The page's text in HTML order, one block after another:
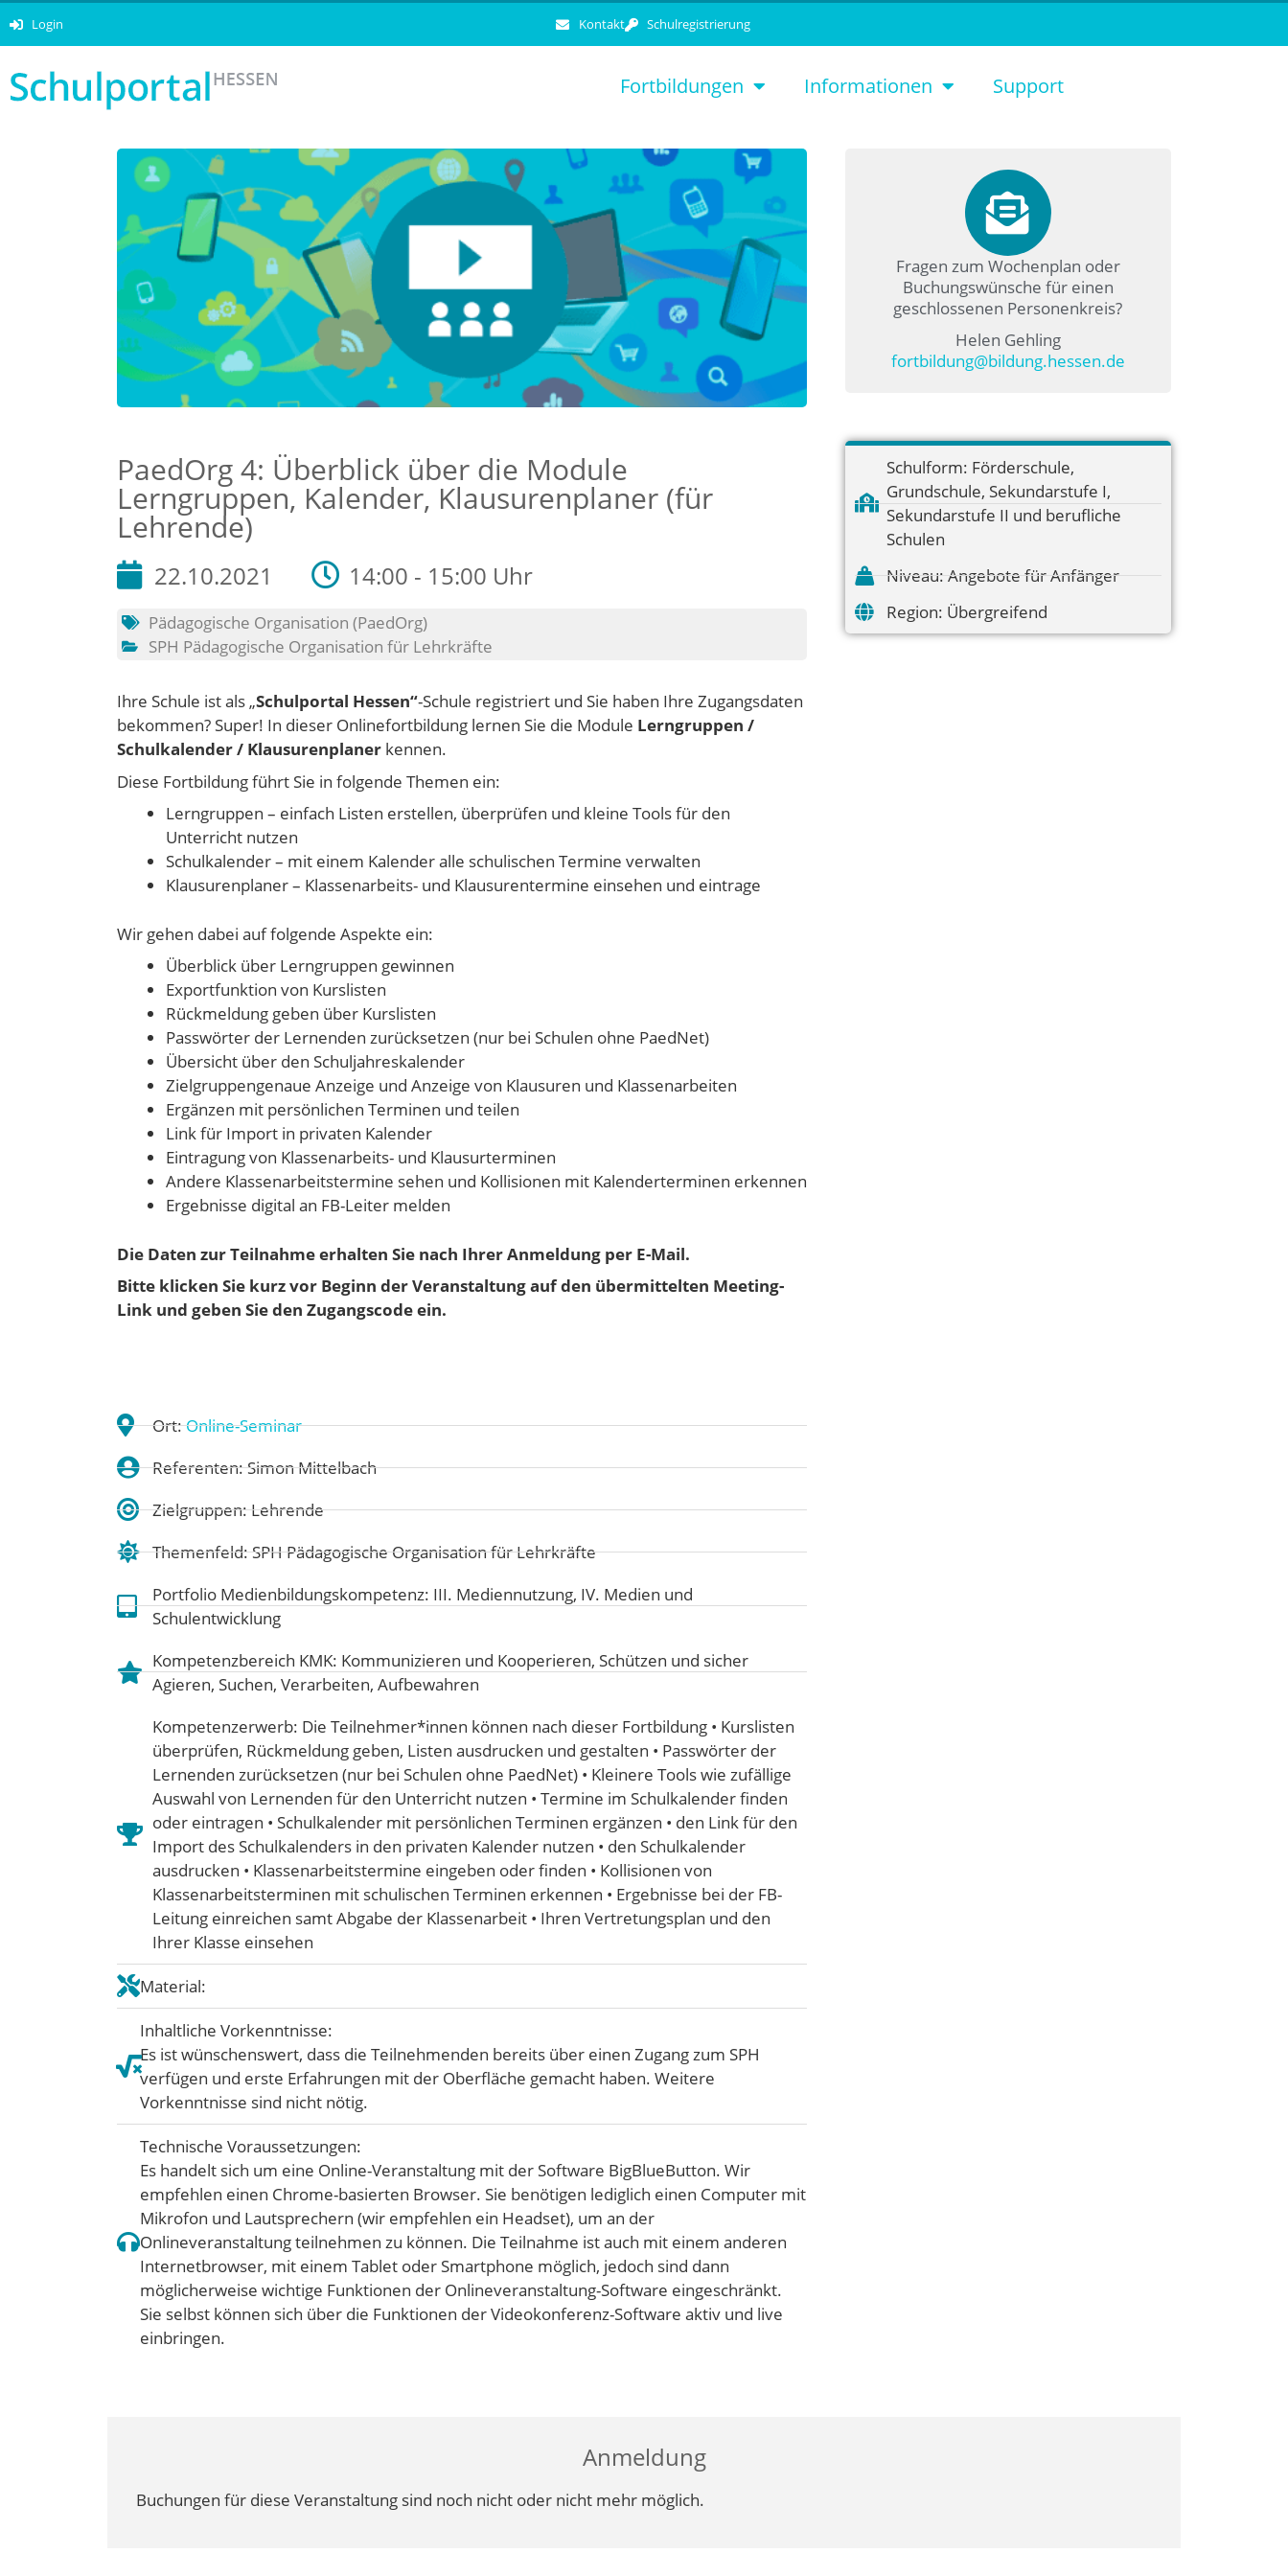
Login Kontakt Schulregistrierung
Fortbildungen Informationen Support
PaedOrg 4: Überblick über die Module
Lerngruppen, Kalender, Klausurenplaner (für
Lehrende)
22.10.2021 14:00 - 15:00 Uhr
Pädagogische Organisation (PaedOrg)
SPH Pädagogische Organisation für Lehrkräfte
Ihre Schule ist als „Schulportal Hessen“-Schule registriert und Sie haben Ihre Zugangsdaten
bekommen? Super! In dieser Onlinefortbildung lernen Sie die Module Lerngruppen /
Schulkalender / Klausurenplaner kennen.
Diese Fortbildung führt Sie in folgende Themen ein:
Lerngruppen – einfach Listen erstellen, überprüfen und kleine Tools für den
Unterricht nutzen
Schulkalender – mit einem Kalender alle schulischen Termine verwalten
Klausurenplaner – Klassenarbeits- und Klausurentermine einsehen und eintrage
Wir gehen dabei auf folgende Aspekte ein:
Überblick über Lerngruppen gewinnen
Exportfunktion von Kurslisten
Rückmeldung geben über Kurslisten
Passwörter der Lernenden zurücksetzen (nur bei Schulen ohne PaedNet)
Übersicht über den Schuljahreskalender
Zielgruppengenaue Anzeige und Anzeige von Klausuren und Klassenarbeiten
Ergänzen mit persönlichen Terminen und teilen
Link für Import in privaten Kalender
Eintragung von Klassenarbeits- und Klausurterminen
Andere Klassenarbeitstermine sehen und Kollisionen mit Kalenderterminen erkennen
Ergebnisse digital an FB-Leiter melden
Die Daten zur Teilnahme erhalten Sie nach Ihrer Anmeldung per E-Mail.
Bitte klicken Sie kurz vor Beginn der Veranstaltung auf den übermittelten Meeting-
Link und geben Sie den Zugangscode ein.
Ort:Online-Seminar
Referenten: Simon Mittelbach
Zielgruppen: Lehrende
Themenfeld:SPH Pädagogische Organisation für Lehrkräfte
Portfolio Medienbildungskompetenz: III. Mediennutzung, IV. Medien und
Schulentwicklung
Kompetenzbereich KMK: Kommunizieren und Kooperieren, Schützen und sicher
Agieren, Suchen, Verarbeiten, Aufbewahren
Kompetenzerwerb: Die Teilnehmer*innen können nach dieser Fortbildung • Kurslisten
überprüfen, Rückmeldung geben, Listen ausdrucken und gestalten • Passwörter der
Lernenden zurücksetzen (nur bei Schulen ohne PaedNet) • Kleinere Tools wie zufällige
Auswahl von Lernenden für den Unterricht nutzen • Termine im Schulkalender finden
oder eintragen • Schulkalender mit persönlichen Terminen ergänzen • den Link für den
Import des Schulkalenders in den privaten Kalender nutzen • den Schulkalender
ausdrucken • Klassenarbeitstermine eingeben oder finden • Kollisionen von
Klassenarbeitsterminen mit schulischen Terminen erkennen • Ergebnisse bei der FB-
Leitung einreichen samt Abgabe der Klassenarbeit • Ihren Vertretungsplan und den
Ihrer Klasse einsehen
Material:
Inhaltliche Vorkenntnisse:
Es ist wünschenswert, dass die Teilnehmenden bereits über einen Zugang zum SPH
verfügen und erste Erfahrungen mit der Oberfläche gemacht haben. Weitere
Vorkenntnisse sind nicht nötig.
Technische Voraussetzungen:
Es handelt sich um eine Online-Veranstaltung mit der Software BigBlueButton. Wir
empfehlen einen Chrome-basierten Browser. Sie benötigen lediglich einen Computer mit
Mikrofon und Lautsprechern (wir empfehlen ein Headset), um an der
Onlineveranstaltung teilnehmen zu können. Die Teilnahme ist auch mit einem anderen
Internetbrowser, mit einem Tablet oder Smartphone möglich, jedoch sind dann
möglicherweise wichtige Funktionen der Onlineveranstaltung-Software eingeschränkt.
Sie selbst können sich über die Funktionen der Videokonferenz-Software aktiv und live
einbringen.
Fragen zum Wochenplan oder
Buchungswünsche für einen
geschlossenen Personenkreis?
Helen Gehling
fortbildung@bildung.hessen.de
Schulform: Förderschule,
Grundschule, Sekundarstufe I,
Sekundarstufe II und berufliche
Schulen
Niveau: Angebote für Anfänger
Region: Übergreifend
Anmeldung
Buchungen für diese Veranstaltung sind noch nicht oder nicht mehr möglich.